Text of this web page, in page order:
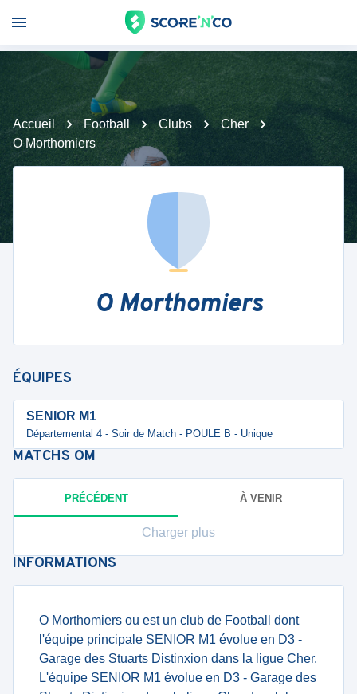
Accueil Football Clubs
Cher
O Morthomiers
O Morthomiers
ÉQUIPES
SENIOR M1
Départemental 4 - Soir de Match - POULE B - Unique
MATCHS OM
PRÉCÉDENT À VENIR
Charger plus
INFORMATIONS
O Morthomiers ou est un club de Football dont
l'équipe principale SENIOR M1 évolue en D3 -
Garage des Stuarts Distinxion dans la ligue Cher.
L'équipe SENIOR M1 évolue en D3 - Garage des